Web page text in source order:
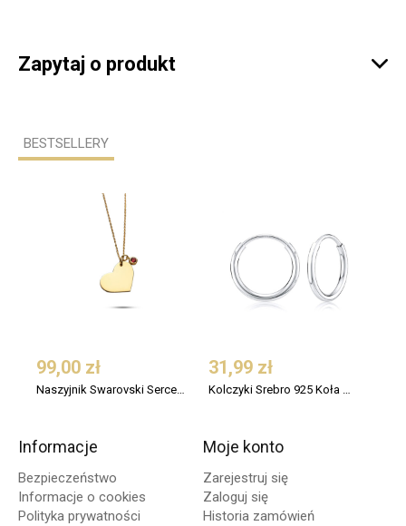
Zapytaj o produkt 
BESTSELLERY
99,00 zł
Naszyjnik Swarovski Serce Srebro 925 Pozłacany
31,99 zł
Kolczyki Srebro 925 Koła Małe 12 mm
Informacje
Bezpieczeństwo
Informacje o cookies
Polityka prywatności
Moje konto
Zarejestruj się
Zaloguj się
Historia zamówień